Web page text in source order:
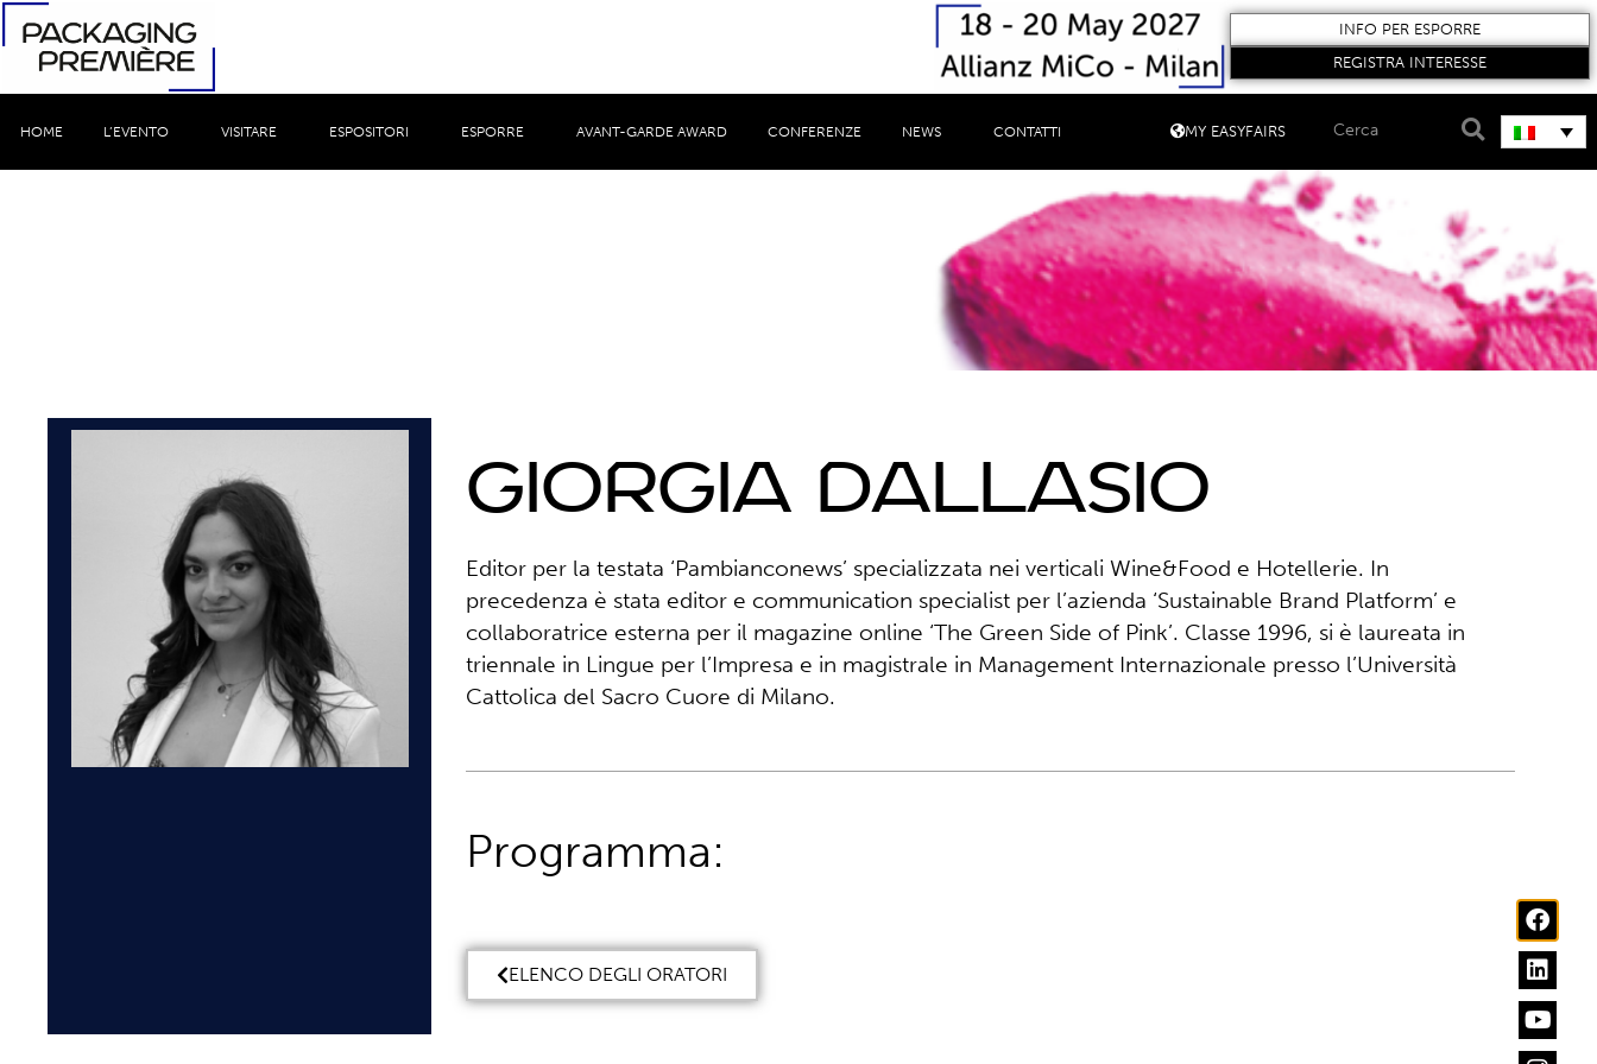
INFO PER ESPORRE
REGISTRA INTERESSE
HOME L’EVENTO VISITARE ESPOSITORI ESPORRE AVANT-GARDE AWARD CONFERENZE NEWS CONTATTI MY EASYFAIRS
Giorgia Dallasio
Editor per la testata ‘Pambianconews’ specializzata nei verticali Wine&Food e Hotellerie. In
precedenza è stata editor e communication specialist per l’azienda ‘Sustainable Brand Platform’ e
collaboratrice esterna per il magazine online ‘The Green Side of Pink’. Classe 1996, si è laureata in
triennale in Lingue per l’Impresa e in magistrale in Management Internazionale presso l’Università
Cattolica del Sacro Cuore di Milano.
Programma:
ELENCO DEGLI ORATORI